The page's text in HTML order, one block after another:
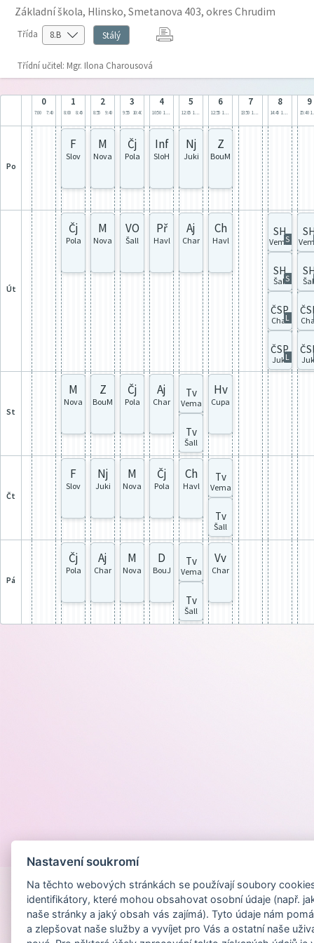
Základní škola, Hlinsko, Smetanova 403, okres Chrudim
Třída Stálý
Třídní učitel: Mgr. Ilona Charousová
0
7:00 7:40
1
8:00 8:45
2
8:55 9:40
3
9:55 10:40
4
10:50 11:35
5
12:05 12:50
6
12:55 13:40
7
13:50 14:35
8
14:45 15:30
9
15:40
po
F
Slov
M
Nova
Čj
Pola
Inf
SloH
Nj
Juki
Z
BouM
út
Čj
Pola
M
Nova
VO
Šall
Př
Havl
Aj
Char
Ch
Havl
SH
S
Vema
SH
S
Šall
ČSP
L
Char
ČSP
L
Juki
st
M
Nova
Z
BouM
Čj
Pola
Aj
Char
Tv
Vema
Tv
Šall
Hv
Cupa
čt
F
Slov
Nj
Juki
M
Nova
Čj
Pola
Ch
Havl
Tv
Vema
Tv
Šall
pá
Čj
Pola
Aj
Char
M
Nova
D
BouJ
Tv
Vema
Tv
Šall
Vv
Char
Nastavení soukromí
Na těchto webových stránkách se používají soubory
identifikátory, které mohou obsahovat osobní údaje (např.
naše stránky a jaký obsah vás zajímá). Tyto údaje nám
a zlepšovat naše služby a vyvíjet pro Vás a ostatní naše